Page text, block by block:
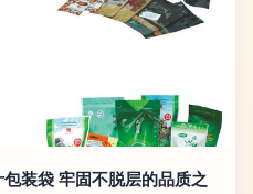
装袋 牢固不脱层的品质之